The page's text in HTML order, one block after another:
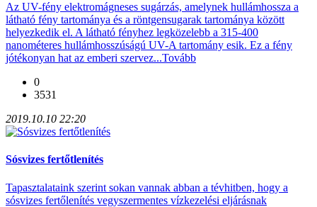
Az UV-fény elektromágneses sugárzás, amelynek hullámhossza a
látható fény tartománya és a röntgensugarak tartománya között
helyezkedik el. A látható fényhez legközelebb a 315-400
nanométeres hullámhosszúságú UV-A tartomány esik. Ez a fény
jótékonyan hat az emberi szervez...Tovább
0
3531
2019.10.10 22:20
Sósvizes fertőtlenítés
Tapasztalataink szerint sokan vannak abban a tévhitben, hogy a
sósvizes fertőlenítés vegyszermentes vízkezelési eljárásnak